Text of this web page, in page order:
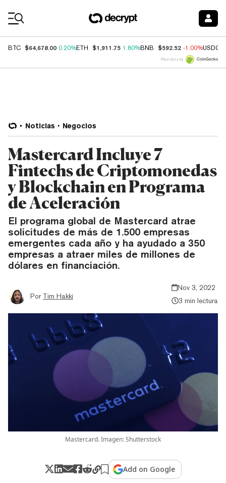
BTC $64,678.00 0.20%ETH $1,911.75 1.80%BNB $592.52 -1.00%USDC
Price data by
Noticias Negocios
Mastercard Incluye 7
Fintechs de Criptomonedas
y Blockchain en Programa
de Aceleración
El programa global de Mastercard atrae
solicitudes de más de 1.500 empresas
emergentes cada año y ha ayudado a 350
empresas a atraer miles de millones de
dólares en financiación.
Por Tim Hakki
Nov 3, 2022
3 min lectura
Mastercard. Imagen: Shutterstock
Add on Google